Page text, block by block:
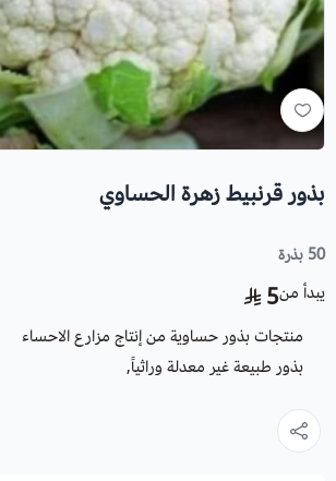
بذور قرنبيط زهرة الحساوي
50 بذرة
يبدأ من5
منتجات بذور حساوية من إنتاج مزارع الاحساء
بذور طبيعة غير معدلة وراثياً,